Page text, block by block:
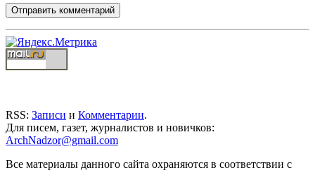
RSS: Записи и Комментарии.
Для писем, газет, журналистов и новичков:
ArchNadzor@gmail.com
Все материалы данного сайта охраняются в соответствии с